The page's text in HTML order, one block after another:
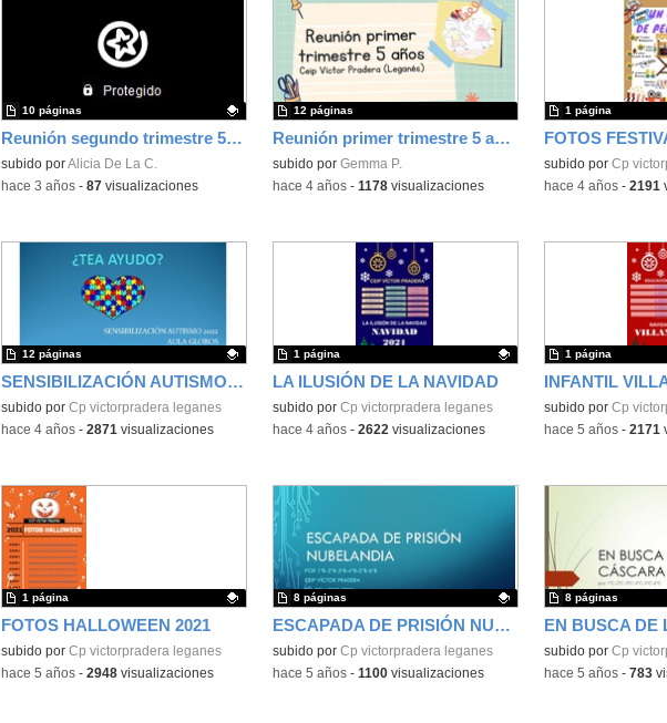
Reunión segundo trimestre 5 años
Contenido educativo.
subido porAlicia De La C.
10 páginas
-hace 3 años- 87visualizaciones
Reunión primer trimestre 5 años
subido por Gemma P.
12 páginas
-hace 4 años- 1178visualizaciones
FOTOS
Contenido
subido por Cp
1 página
-hace 4 años- 2191
SENSIBILIZACIÓN AUTISMO 2022
Contenido educativo.
subido por Cp victorpradera leganes
12 páginas
-hace 4 años- 2871 visualizaciones
LA ILUSIÓN DE LA NAVIDAD
Contenido educativo.
subido por Cp victorpradera leganes
1 página
-hace 4 años- 2622 visualizaciones
INFANTIL
Contenido
subido por Cp
1 página
-hace 5 años- 2171
FOTOS HALLOWEEN 2021
Contenido educativo.
subido por Cp victorpradera leganes
1 página
-hace 5 años- 2948visualizaciones
ESCAPADA DE PRISIÓN NUBELANDIA
Contenido educativo.
subido por Cp victorpradera leganes
8 páginas
-hace 5 años- 1100visualizaciones
Contenido
subido por Cp
8 páginas
-hace 5 años- 783